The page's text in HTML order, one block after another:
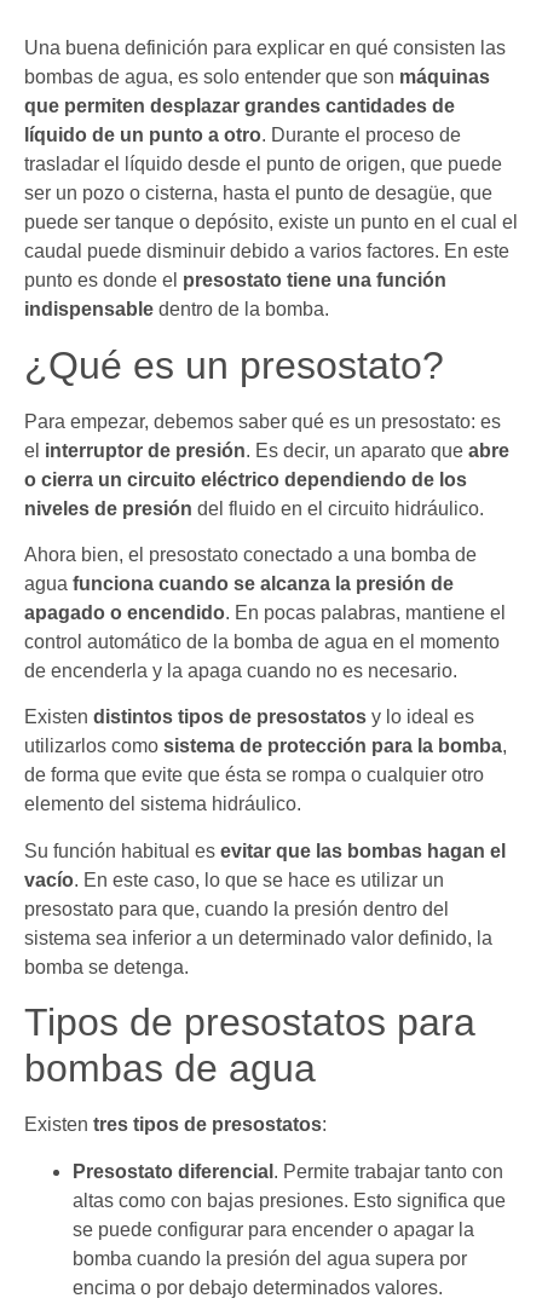
Una buena definición para explicar en qué consisten las
bombas de agua, es solo entender que son máquinas
que permiten desplazar grandes cantidades de
líquido de un punto a otro. Durante el proceso de
trasladar el líquido desde el punto de origen, que puede
ser un pozo o cisterna, hasta el punto de desagüe, que
puede ser tanque o depósito, existe un punto en el cual el
caudal puede disminuir debido a varios factores. En este
punto es donde el presostato tiene una función
indispensable dentro de la bomba.
¿Qué es un presostato?
Para empezar, debemos saber qué es un presostato: es
el interruptor de presión. Es decir, un aparato que abre
o cierra un circuito eléctrico dependiendo de los
niveles de presión del fluido en el circuito hidráulico.
Ahora bien, el presostato conectado a una bomba de
agua funciona cuando se alcanza la presión de
apagado o encendido. En pocas palabras, mantiene el
control automático de la bomba de agua en el momento
de encenderla y la apaga cuando no es necesario.
Existen distintos tipos de presostatos y lo ideal es
utilizarlos como sistema de protección para la bomba,
de forma que evite que ésta se rompa o cualquier otro
elemento del sistema hidráulico.
Su función habitual es evitar que las bombas hagan el
vacío. En este caso, lo que se hace es utilizar un
presostato para que, cuando la presión dentro del
sistema sea inferior a un determinado valor definido, la
bomba se detenga.
Tipos de presostatos para
bombas de agua
Existen tres tipos de presostatos:
Presostato diferencial . Permite trabajar tanto con
altas como con bajas presiones. Esto significa que
se puede configurar para encender o apagar la
bomba cuando la presión del agua supera por
encima o por debajo determinados valores.